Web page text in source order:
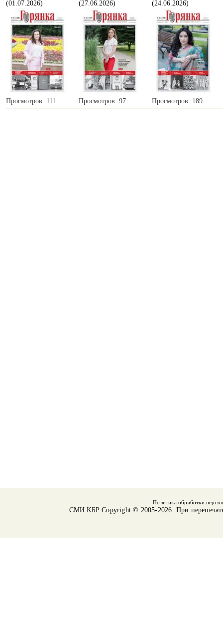
(01.07.2026)
Просмотров: 111
(27.06.2026)
Просмотров: 97
(24.06.2026)
Просмотров: 189
Политика обработки
СМИ КБРCopyright © 2005-2026. При